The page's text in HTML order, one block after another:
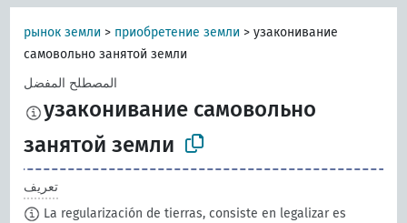
рынок земли > приобретение земли >узаконивание
самовольно занятой земли
المصطلح المفضل
узаконивание самовольно
занятой земли
تعريف
La regularización de tierras, consiste en legalizar es